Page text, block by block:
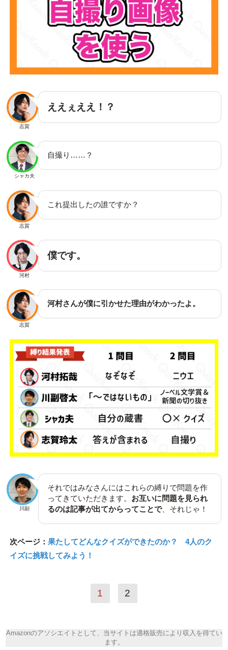
志賀
ええぇええ！？
シャカ夫
自撮り……？
志賀
これ提出したの誰ですか？
河村
僕です。
志賀
河村さんが僕に引かせた理由がわかったよ。
川副
それではみなさんにはこれらの縛りで問題を作
ってきていただきます。 お互いに問題を見られ
るのは記事が出てからってことで、それじゃ！
次ページ： 果たしてどんなクイズができたのか？ 4人のク
イズに挑戦してみよう！
1 2
Amazonのアソシエイトとして、当サイトは適格販売により収入を得てい
ます。